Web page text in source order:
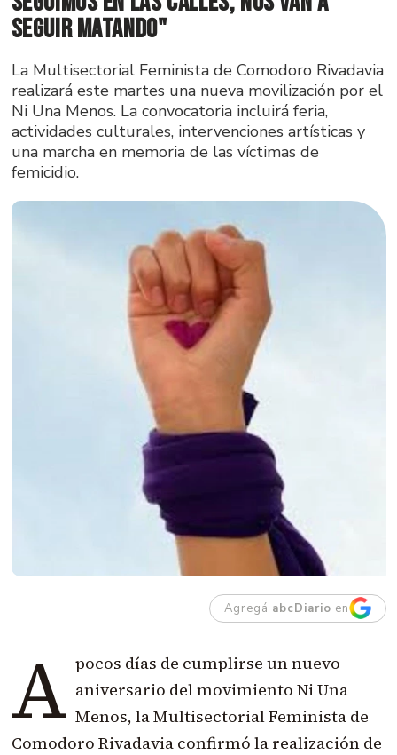
seguir matando"
La Multisectorial Feminista de Comodoro Rivadavia
realizará este martes una nueva movilización por el
Ni Una Menos. La convocatoria incluirá feria,
actividades culturales, intervenciones artísticas y
una marcha en memoria de las víctimas de
femicidio.
Agregá abcDiario en
A pocos días de cumplirse un nuevo
aniversario del movimiento Ni Una
Menos, la Multisectorial Feminista de
Comodoro Rivadavia confirmó la realización de